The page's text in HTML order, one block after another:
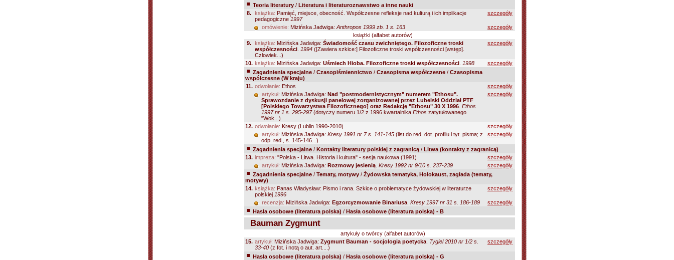
Teoria literatury / Literatura i literaturoznawstwo a inne nauki
8. książka: Pamięć, miejsce, obecność. Współczesne refleksje nad kulturą i ich implikacje
pedagogiczne 1997
szczegóły
omówienie: Mizińska Jadwiga: Anthropos 1999 zb. 1 s. 163
szczegóły
książki (alfabet autorów)
9. książka: Mizińska Jadwiga: Świadomość czasu zwichniętego. Filozoficzne troski
współczesności 1994 ([Zawiera szkice:] Filozoficzne troski współczesności [wstęp].
Człowiek...)
szczegóły
10. książka: Mizińska Jadwiga: Uśmiech Hioba. Filozoficzne troski współczesności 1998
szczegóły
Zagadnienia specjalne / Czasopiśmiennictwo / Czasopisma współczesne / Czasopisma
współczesne (W kraju)
11. odwołanie: Ethos
szczegóły
artykuł: Mizińska Jadwiga: Nad "postmodernistycznym" numerem "Ethosu".
Sprawozdanie z dyskusji panelowej zorganizowanej przez Lubelski Oddział PTF
[Polskiego Towarzystwa Filozoficznego] oraz Redakcję "Ethosu" 30 X 1996 Ethos
1997 nr 1 s. 295-297(dotyczy numeru 1/2 z 1996 kwartalnika Ethos zatytułowanego
"Wok...)
szczegóły
12. odwołanie: Kresy (Lublin 1990-2010)
szczegóły
artykuł: Mizińska Jadwiga: Kresy 1991 nr 7 s. 141-145 (list do red. dot. profilu i tyt. pisma; z
odp. red., s. 145-146...)
szczegóły
Zagadnienia specjalne / Kontakty literatury polskiej z zagranicą / Litwa (kontakty z zagranicą)
13. impreza: "Polska - Litwa. Historia i kultura" - sesja naukowa (1991)
szczegóły
artykuł: Mizińska Jadwiga: Rozmowy jesienią Kresy 1992 nr 9/10 s. 237-239
szczegóły
Zagadnienia specjalne / Tematy, motywy / Żydowska tematyka, Holokaust, zagłada (tematy,
motywy)
14. książka: Panas Władysław: Pismo i rana. Szkice o problematyce żydowskiej w literaturze
polskiej 1996
szczegóły
recenzja: Mizińska Jadwiga: Egzorcyzmowanie Binariusa Kresy 1997 nr 31 s. 186-189
szczegóły
Hasła osobowe (literatura polska) / Hasła osobowe (literatura polska) - B
Bauman Zygmunt
artykuły o twórcy (alfabet autorów)
15. artykuł: Mizińska Jadwiga: Zygmunt Bauman - socjologia poetycka Tygiel 2010 nr 1/2 s.
33-40 (z fot. i notą o aut. art....)
szczegóły
Hasła osobowe (literatura polska) / Hasła osobowe (literatura polska) - G